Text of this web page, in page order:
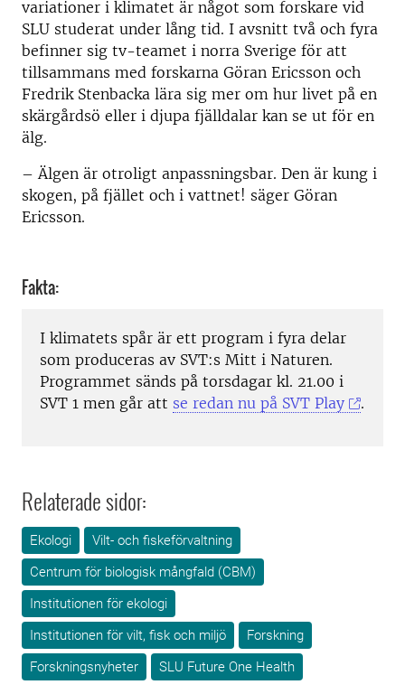
variationer i klimatet är något som forskare vid
SLU studerat under lång tid. I avsnitt två och fyra
befinner sig tv-teamet i norra Sverige för att
tillsammans med forskarna Göran Ericsson och
Fredrik Stenbacka lära sig mer om hur livet på en
skärgårdsö eller i djupa fjälldalar kan se ut för en
älg.
– Älgen är otroligt anpassningsbar. Den är kung i
skogen, på fjället och i vattnet! säger Göran
Ericsson.
Fakta:
I klimatets spår är ett program i fyra delar
som produceras av SVT:s Mitt i Naturen.
Programmet sänds på torsdagar kl. 21.00 i
SVT 1 men går att se redan nu på SVT Play .
Relaterade sidor:
Ekologi
Vilt- och fiskeförvaltning
Centrum för biologisk mångfald (CBM)
Institutionen för ekologi
Institutionen för vilt, fisk och miljö
Forskning
Forskningsnyheter
SLU Future One Health